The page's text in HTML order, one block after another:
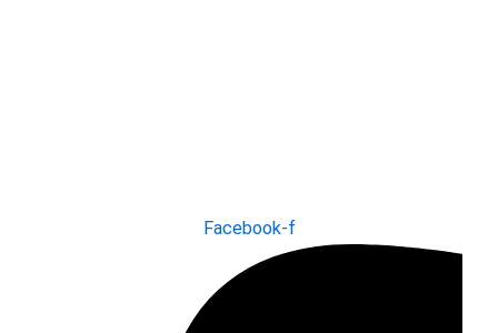
Facebook-f